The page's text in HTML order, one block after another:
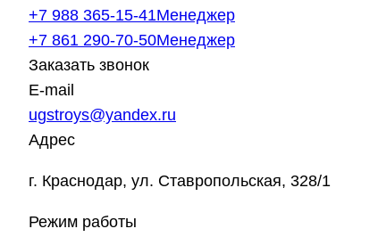
+7 988 365-15-41Менеджер
+7 861 290-70-50Менеджер
Заказать звонок
E-mail
ugstroys@yandex.ru
Адрес
г. Краснодар, ул. Ставропольская, 328/1
Режим работы